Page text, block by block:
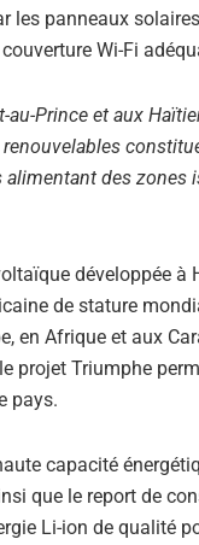
les panneaux
Wi-Fi
Prince et aux
des zones
développée à
de stature
en Afrique et aux
projet Triumphe
pays.
capacité
que le report de
Li-ion de qualité